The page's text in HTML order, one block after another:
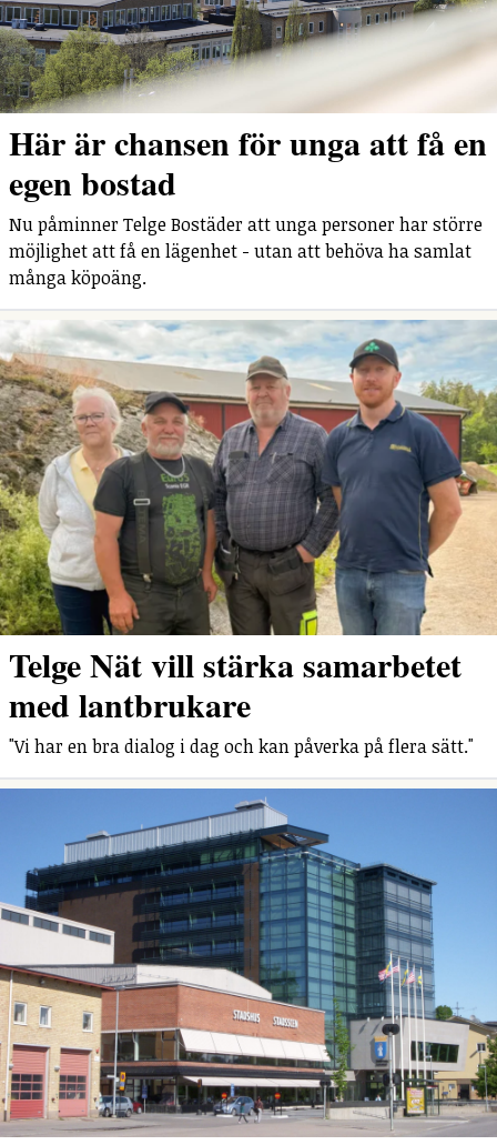
Här är chansen för unga att få en
egen bostad
Nu påminner Telge Bostäder att unga personer har större
möjlighet att få en lägenhet - utan att behöva ha samlat
många köpoäng.
Telge Nät vill stärka samarbetet
med lantbrukare
"Vi har en bra dialog i dag och kan påverka på flera sätt."